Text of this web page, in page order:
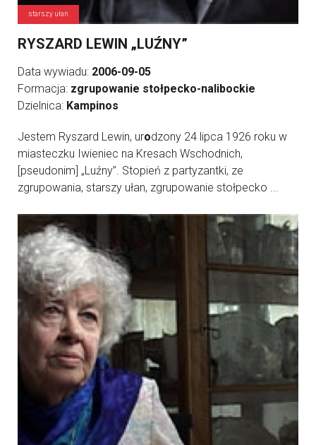
starszy ułan
RYSZARD LEWIN „LUŹNY”
Data wywiadu: 2006-09-05
Formacja: zgrupowanie stołpecko-nalibockie
Dzielnica: Kampinos
Jestem Ryszard Lewin, urodzony 24 lipca 1926 roku w
miasteczku Iwieniec na Kresach Wschodnich,
[pseudonim] „Luźny”. Stopień z partyzantki, ze
zgrupowania, starszy ułan, zgrupowanie stołpecko ...